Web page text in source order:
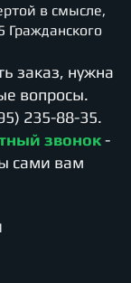
в смысле,
заказ, нужна
вопросы.
235-88-35.
звонок -
сами вам